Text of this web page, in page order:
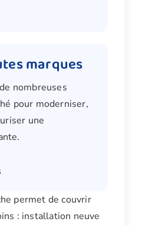
marques
nombreuses
pour moderniser,
une
permet de couvrir
: installation neuve